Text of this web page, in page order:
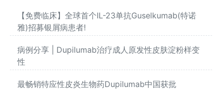
【免费临床】全球首个IL-23单抗Guselkumab(特诺
雅)招募银屑病患者!
病例分享 | Dupilumab治疗成人原发性皮肤淀粉样变
性
最畅销特应性皮炎生物药Dupilumab中国获批